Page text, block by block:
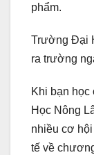
phẩm.
Trường Đại
ra trường
Khi bạn
Học Nông
nhiều cơ
tế về